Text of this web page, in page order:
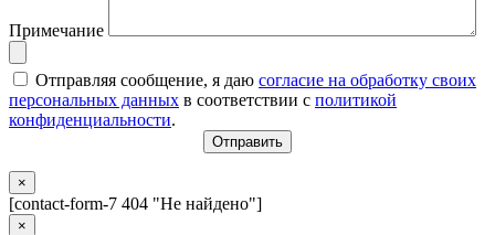
Примечание
Отправляя сообщение, я даю согласие на обработку своих
персональных данных в соответствии с политикой
конфиденциальности.
×
[contact-form-7 404 "Не найдено"]
×